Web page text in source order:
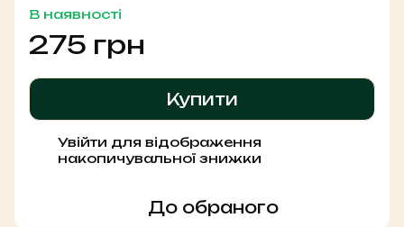
В наявності
275 грн
Купити
Увійти для відображення
накопичувальної знижки
До обраного